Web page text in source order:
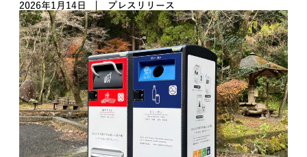
2026年1月14日 プレスリリース